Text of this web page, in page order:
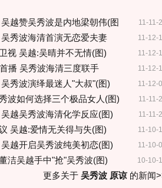
11-11-
越赞吴秀波是内地梁朝伟(图
11-12-
吴秀波海清首演无恋爱夫妻
11-12-
视 吴越:吴晴并不无情(图)
11-12-
播 吴秀波海清三度联手
11-12-
吴秀波演绎最迷人"大叔"(图)
11-11-
波如何选择三个极品女人(图)
11-11-
吴越吴秀波海清化学反应(图)
11-10-
吴越:爱情无关得与失(图)
11-10-
吴越开启吴秀波纯美初恋(图)
10-10-
洁吴越手中"抢"吴秀波(图)
更多关于 吴秀波 原谅的新闻